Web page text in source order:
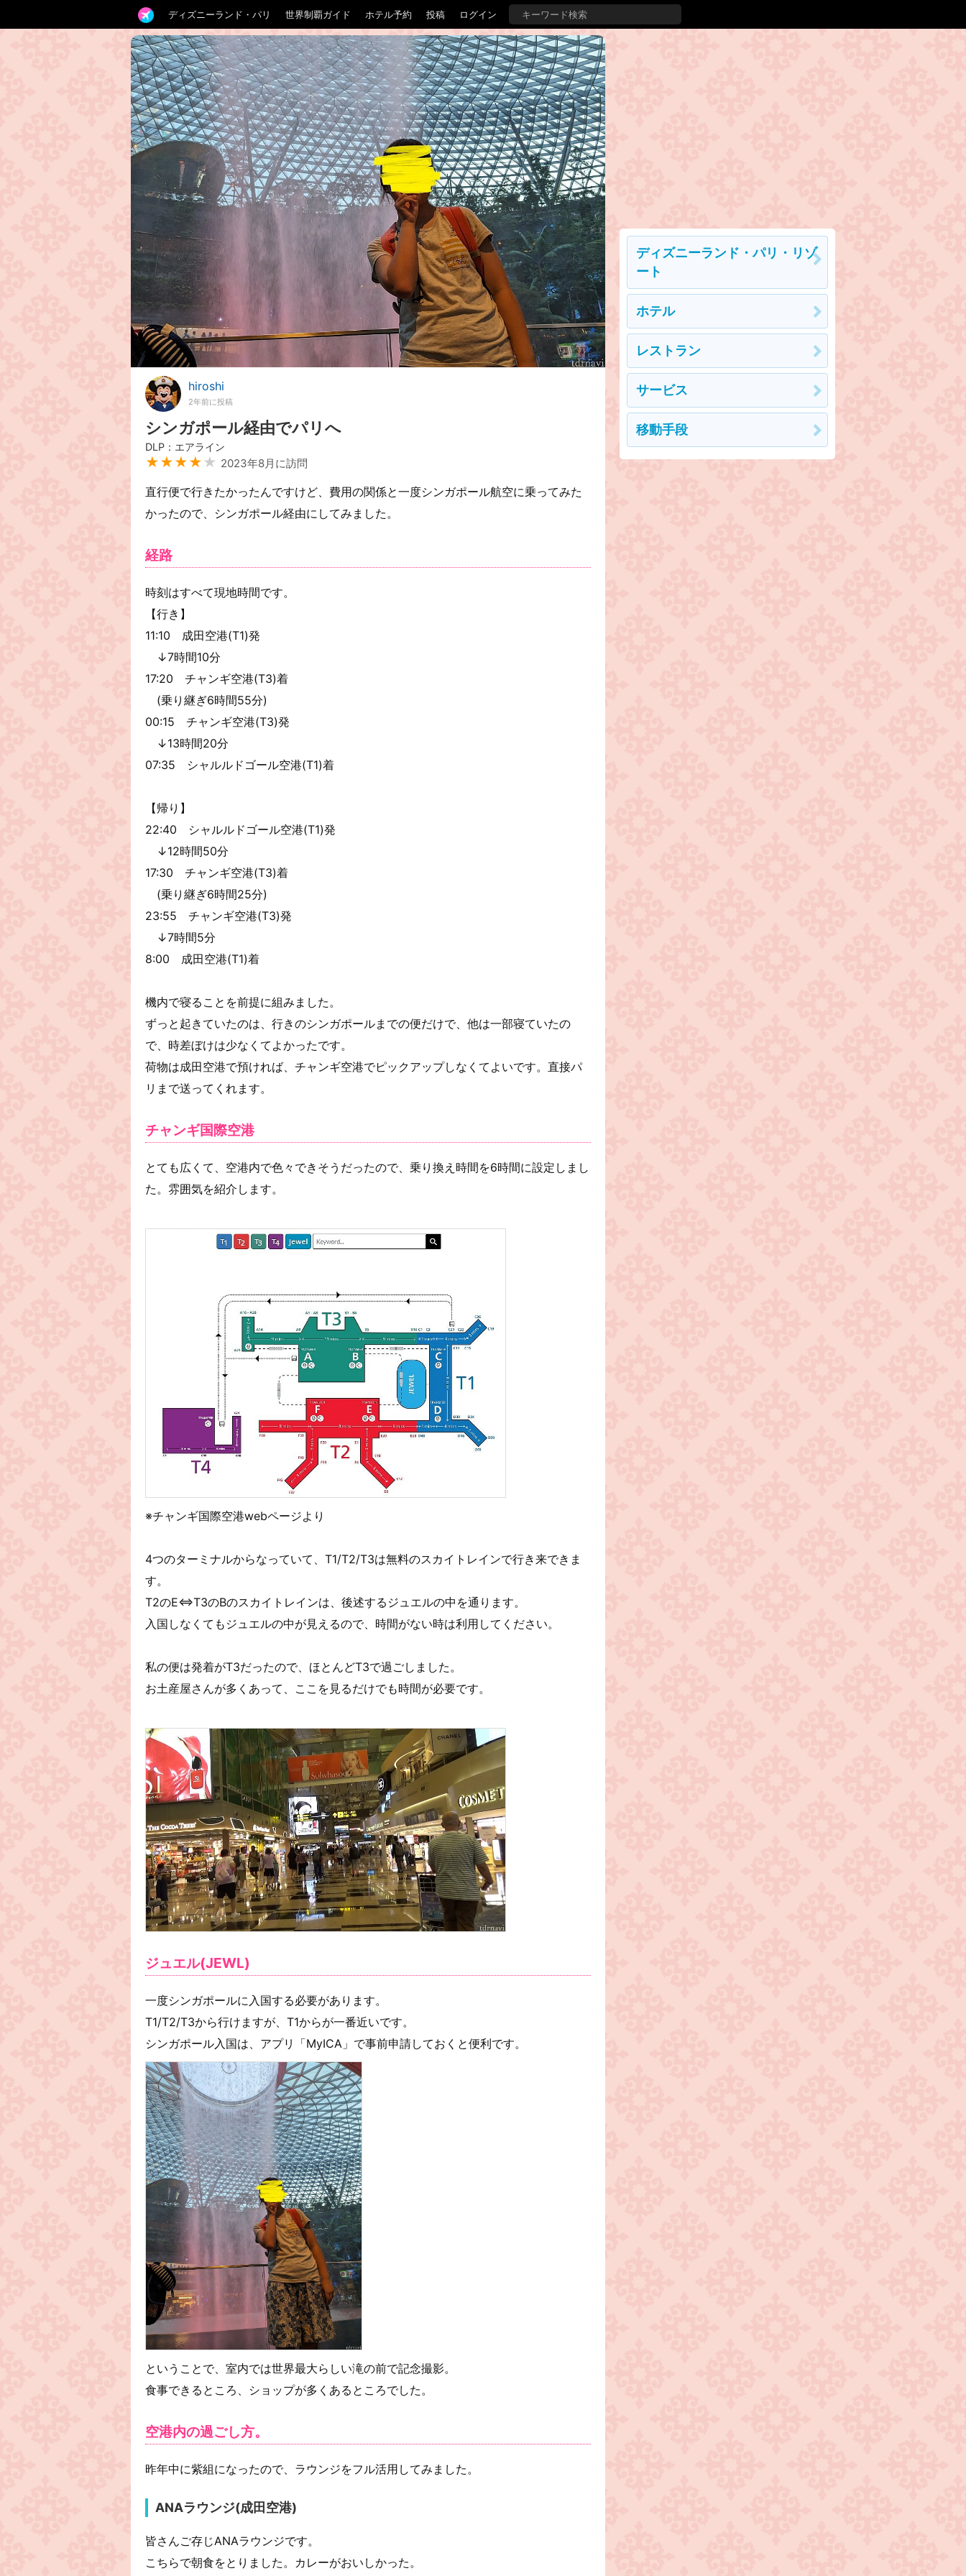
ディズニーランド・パリ 世界制覇ガイド ホテル予約 投稿 ログイン
hiroshi
2年前に投稿
シンガポール経由でパリへ
DLP：エアライン
★★★★ ★ 2023年8月に訪問
直行便で行きたかったんですけど、費用の関係と一度シンガポール航空に乗ってみた
かったので、シンガポール経由にしてみました。
経路
時刻はすべて現地時間です。
【行き】
11:10 成田空港(T1)発
↓7時間10分
17:20 チャンギ空港(T3)着
(乗り継ぎ6時間55分)
00:15 チャンギ空港(T3)発
↓13時間20分
07:35 シャルルドゴール空港(T1)着
【帰り】
22:40 シャルルドゴール空港(T1)発
↓12時間50分
17:30 チャンギ空港(T3)着
(乗り継ぎ6時間25分)
23:55 チャンギ空港(T3)発
↓7時間5分
8:00 成田空港(T1)着
機内で寝ることを前提に組みました。
ずっと起きていたのは、行きのシンガポールまでの便だけで、他は一部寝ていたの
で、時差ぼけは少なくてよかったです。
荷物は成田空港で預ければ、チャンギ空港でピックアップしなくてよいです。直接パ
リまで送ってくれます。
チャンギ国際空港
とても広くて、空港内で色々できそうだったので、乗り換え時間を6時間に設定しまし
た。雰囲気を紹介します。
※チャンギ国際空港webページより
4つのターミナルからなっていて、T1/T2/T3は無料のスカイトレインで行き来できま
す。
T2のE⇔T3のBのスカイトレインは、後述するジュエルの中を通ります。
入国しなくてもジュエルの中が見えるので、時間がない時は利用してください。
私の便は発着がT3だったので、ほとんどT3で過ごしました。
お土産屋さんが多くあって、ここを見るだけでも時間が必要です。
ジュエル(JEWL)
一度シンガポールに入国する必要があります。
T1/T2/T3から行けますが、T1からが一番近いです。
シンガポール入国は、アプリ「MyICA」で事前申請しておくと便利です。
ということで、室内では世界最大らしい滝の前で記念撮影。
食事できるところ、ショップが多くあるところでした。
空港内の過ごし方。
昨年中に紫組になったので、ラウンジをフル活用してみました。
ANAラウンジ(成田空港)
皆さんご存じANAラウンジです。
こちらで朝食をとりました。カレーがおいしかった。
ディズニーランド・パリ・リゾ
ート
ホテル
レストラン
サービス
移動手段